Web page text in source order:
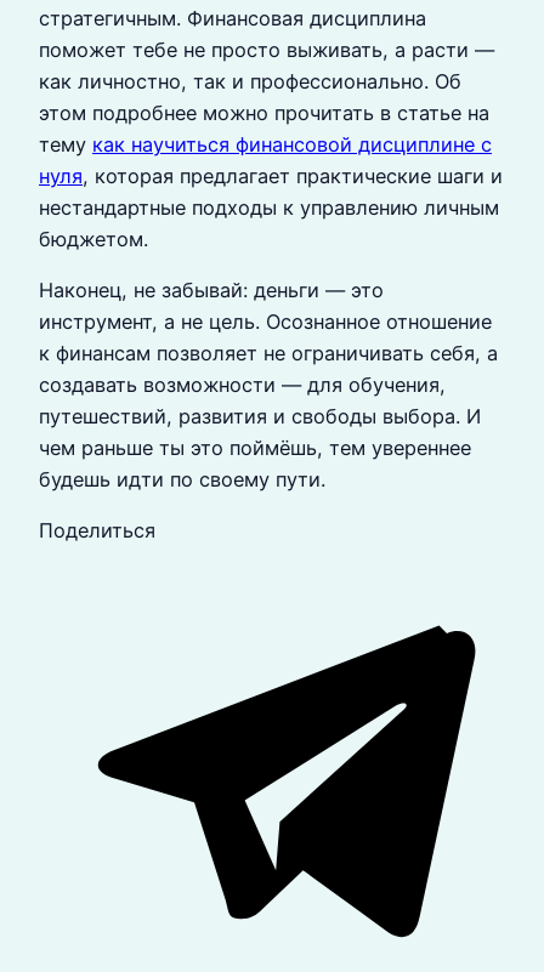
стратегичным. Финансовая дисциплина
поможет тебе не просто выживать, а расти —
как личностно, так и профессионально. Об
этом подробнее можно прочитать в статье на
тему как научиться финансовой дисциплине с
нуля, которая предлагает практические шаги и
нестандартные подходы к управлению личным
бюджетом.
Наконец, не забывай: деньги — это
инструмент, а не цель. Осознанное отношение
к финансам позволяет не ограничивать себя, а
создавать возможности — для обучения,
путешествий, развития и свободы выбора. И
чем раньше ты это поймёшь, тем увереннее
будешь идти по своему пути.
Поделиться